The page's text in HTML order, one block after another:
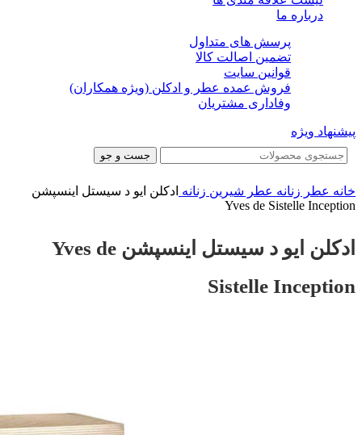
درباره ما
پرسش های متداول
تضمین اصالت کالا
قوانین سایت
فروش عمده عطر و ادکلن (ویژه همکاران)
وفاداری مشتریان
پیشنهاد ویژه
جست و جو
خانه عطر زنانه عطر شیرین زنانه ادکلن ایو د سیستل اینسپشن
Yves de Sistelle Inception
ادکلن ایو د سیستل اینسپشن Yves de
Sistelle Inception